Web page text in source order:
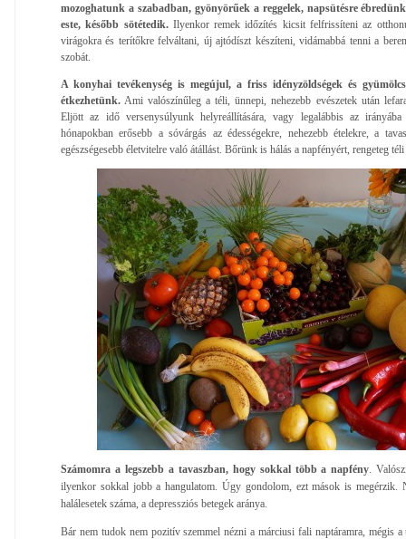
mozoghatunk a szabadban, gyönyörűek a reggelek, napsütésre
este, később sötétedik.Ilyenkor remek időzítés kicsit felfrissíteni az
virágokra és terítőkre felváltani, új ajtódíszt készíteni, vidámabbá tenni a
szobát.
A konyhai tevékenység is megújul, a friss idényzöldségek és
étkezhetünk. Ami valószínűleg a téli, ünnepi, nehezebb evészetek után
Eljött az idő versenysúlyunk helyreállítására, vagy legalábbis az
hónapokban erősebb a sóvárgás az édességekre, nehezebb ételekre, a
egészségesebb életvitelre való átállást. Bőrünk is hálás a napfényért, rengeteg
Számomra a legszebb a tavaszban, hogy sokkal több a napfény .
ilyenkor sokkal jobb a hangulatom. Úgy gondolom, ezt mások is megérzik.
halálesetek száma, a depressziós betegek aránya.
Bár nem tudok nem pozitív szemmel nézni a márciusi fali naptáramra, mégis